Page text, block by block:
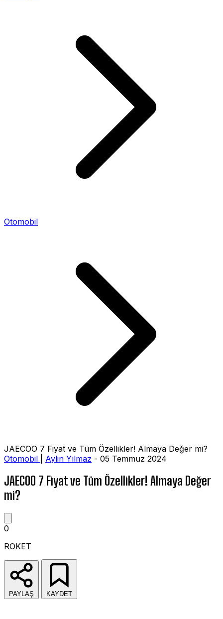
Otomobil
JAECOO 7 Fiyat ve Tüm Özellikler! Almaya Değer mi?
Otomobil
Aylin Yılmaz - 05 Temmuz 2024
JAECOO 7 Fiyat ve Tüm Özellikler! Almaya Değer
mi?
0
ROKET
PAYLAŞ KAYDET